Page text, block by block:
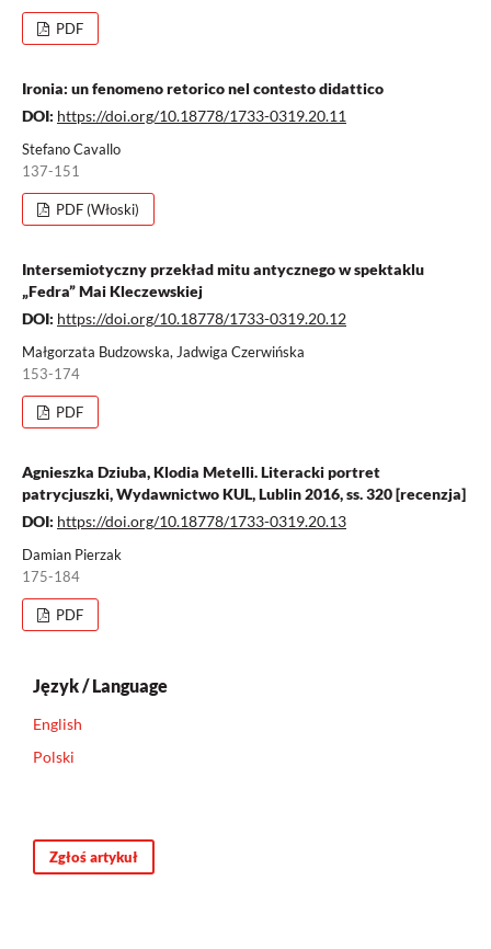
PDF
Ironia: un fenomeno retorico nel contesto didattico
DOI: https://doi.org/10.18778/1733-0319.20.11
Stefano Cavallo
137-151
PDF (Włoski)
Intersemiotyczny przekład mitu antycznego w spektaklu
„Fedra” Mai Kleczewskiej
DOI: https://doi.org/10.18778/1733-0319.20.12
Małgorzata Budzowska, Jadwiga Czerwińska
153-174
PDF
Agnieszka Dziuba, Klodia Metelli. Literacki portret
patrycjuszki, Wydawnictwo KUL, Lublin 2016, ss. 320 [recenzja]
DOI: https://doi.org/10.18778/1733-0319.20.13
Damian Pierzak
175-184
PDF
Język / Language
English
Polski
Zgłoś artykuł